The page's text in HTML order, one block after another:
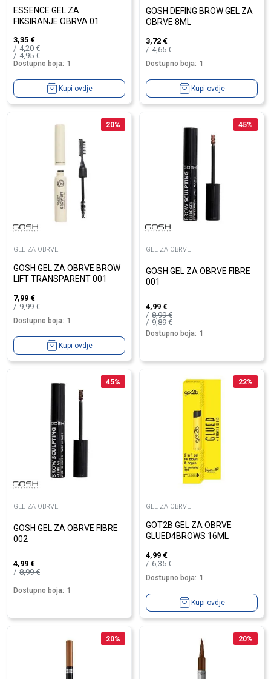
ESSENCE GEL ZA
FIKSIRANJE OBRVA 01
3,35 €
4,20€
4,95€
Dostupno boja: 1
Kupi ovdje
GOSH DEFING BROW GEL ZA
OBRVE 8ML
3,72 €
4,65€
Dostupno boja: 1
Kupi ovdje
20%
GEL ZA OBRVE
GOSH GEL ZA OBRVE BROW
LIFT TRANSPARENT 001
7,99 €
9,99€
Dostupno boja: 1
Kupi ovdje
45%
GEL ZA OBRVE
GOSH GEL ZA OBRVE FIBRE
001
4,99 €
8,99€
9,89€
Dostupno boja: 1
45%
GEL ZA OBRVE
GOSH GEL ZA OBRVE FIBRE
002
4,99 €
8,99€
Dostupno boja: 1
22%
GEL ZA OBRVE
GOT2B GEL ZA OBRVE
GLUED4BROWS 16ML
4,99 €
6,35€
Dostupno boja: 1
Kupi ovdje
20% 20%